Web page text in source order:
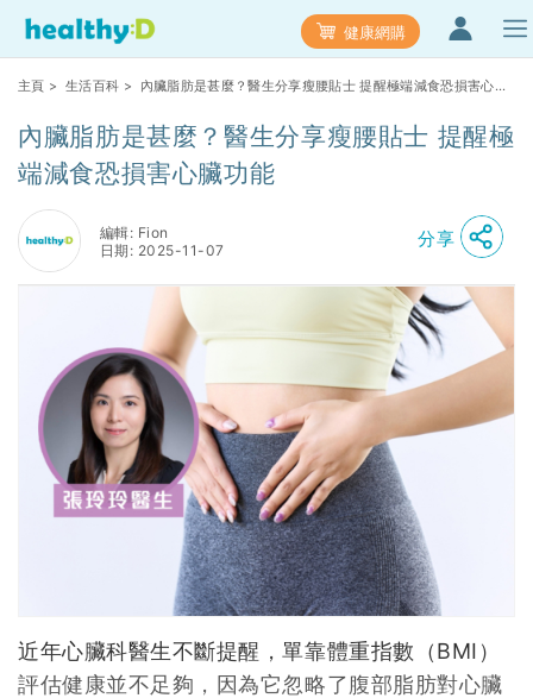
健康網購
主頁 > 生活百科 > 內臟脂肪是甚麼？醫生分享瘦腰貼士 提醒極端減食恐損害心臟
內臟脂肪是甚麼？醫生分享瘦腰貼士 提醒極
端減食恐損害心臟功能
編輯: Fion
日期: 2025-11-07
分享
近年心臟科醫生不斷提醒，單靠體重指數（BMI）
評估健康並不足夠，因為它忽略了腹部脂肪對心臟